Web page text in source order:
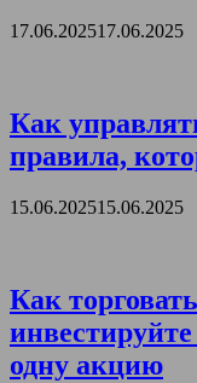
17.06.202517.06.2025
Как
правила,
15.06.202515.06.2025
Как
одну акцию